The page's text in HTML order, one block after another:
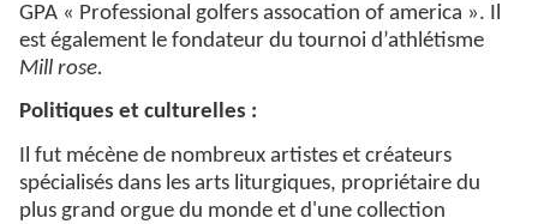
GPA « Professional golfers assocation of america ». Il
est également le fondateur du tournoi d’athlétisme
Mill rose.
Politiques et culturelles :
Il fut mécène de nombreux artistes et créateurs
spécialisés dans les arts liturgiques, propriétaire du
plus grand orgue du monde et d'une collection